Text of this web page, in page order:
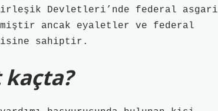
Devletleri’nde federal asgari
ancak eyaletler ve federal
sahiptir.